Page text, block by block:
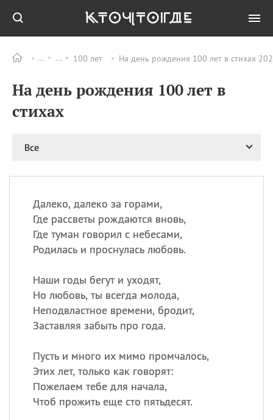
100 лет На день рождения 100 лет в стихах
На день рождения 100 лет в
стихах
Все
Далеко, далеко за горами,
Где рассветы рождаются вновь,
Где туман говорил с небесами,
Родилась и проснулась любовь.
Наши годы бегут и уходят,
Но любовь, ты всегда молода,
Неподвластное времени, бродит,
Заставляя забыть про года.
Пусть и много их мимо промчалось,
Этих лет, только как говорят:
Пожелаем тебе для начала,
Чтоб прожить еще сто пятьдесят.
ПРАЗДНИКИ Все
09.08
День памяти
великомученика и
Николая Чудотворца
11.08 День полета на
11.08 День Святой Клары —
покровительницы
телевидения
Сегодня празднуют именины
Герман
Анфиса
Посмотреть значение